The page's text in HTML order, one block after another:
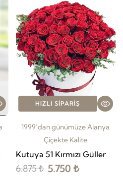
HIZLI SIPARIŞ
1999’dan günümüze Alanya
Çiçekte Kalite
Kutuya 51 Kırmızı Güller
6.875 ₺ 5.750 ₺